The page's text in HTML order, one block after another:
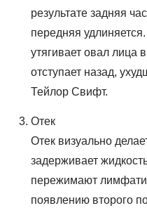
результате задняя
передняя
утягивает овал лица
отступает назад,
Тейлор Свифт.
Отек
Отек визуально
задерживает
пережимают
появлению второго